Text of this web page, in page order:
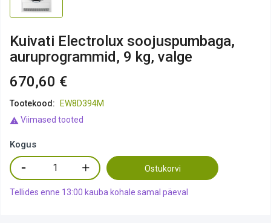
Kuivati Electrolux soojuspumbaga,
auruprogrammid, 9 kg, valge
670,60 €
Tootekood: EW8D394M
 Viimased tooted
Kogus
Ostukorvi
Tellides enne 13:00 kauba kohale samal päeval